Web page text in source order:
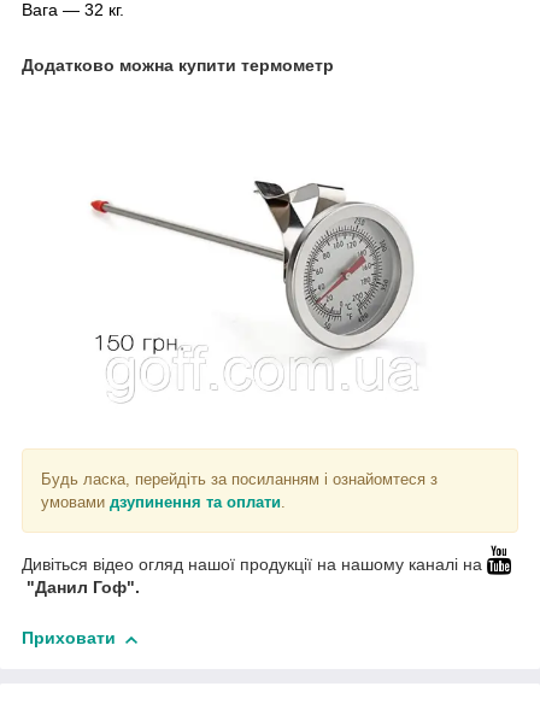
Вага — 32 кг.
Додатково можна купити термометр
Будь ласка, перейдіть за посиланням і ознайомтеся з
умовами дзупинення та оплати.
Дивіться відео огляд нашої продукції на нашому каналі на
"Данил Гоф".
Приховати